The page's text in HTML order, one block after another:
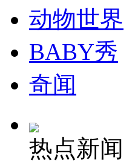
动物世界
BABY秀
奇闻
热点新闻